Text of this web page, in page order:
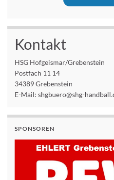
Kontakt
HSG Hofgeismar/Grebenstein
Postfach 11 14
34389 Grebenstein
E-Mail: shgbuero@shg-
SPONSOREN